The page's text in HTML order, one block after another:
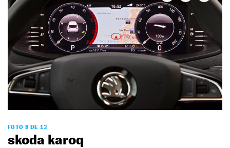
FOTO 8 DE 13
skoda karoq